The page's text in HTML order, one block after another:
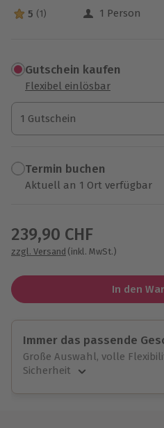
5 Sterne von 5 aus 1
5 (1) 1 Person
Gutschein kaufen
Flexibel einlösbar
1 Gutschein
1 Gutschein
1 Gutschein
Termin buchen
Aktuell an 1 Ort verfügbar
239,90 CHF
zzgl. Versand (inkl. MwSt.)
In den
Immer das passende
Große Auswahl, volle
Sicherheit